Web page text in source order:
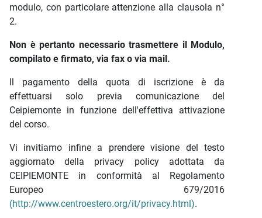
modulo, con particolare attenzione alla clausola n°
2.
Non è pertanto necessario trasmettere il Modulo,
compilato e firmato, via fax o via mail.
Il pagamento della quota di iscrizione è da
effettuarsi solo previa comunicazione del
Ceipiemonte in funzione dell'effettiva attivazione
del corso.
Vi invitiamo infine a prendere visione del testo
aggiornato della privacy policy adottata da
CEIPIEMONTE in conformità al Regolamento
Europeo 679/2016
(http://www.centroestero.org/it/privacy.html).